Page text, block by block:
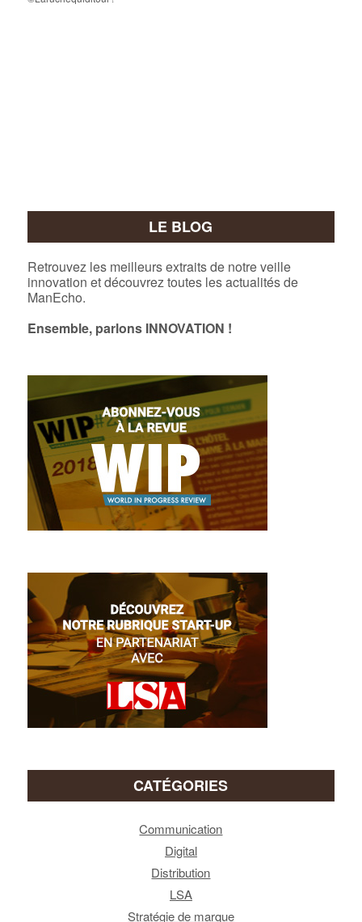
LE BLOG
Retrouvez les meilleurs extraits de notre veille
innovation et découvrez toutes les actualités de
ManEcho.
Ensemble, parlons INNOVATION !
CATÉGORIES
Communication
Digital
Distribution
LSA
Stratégie de marque